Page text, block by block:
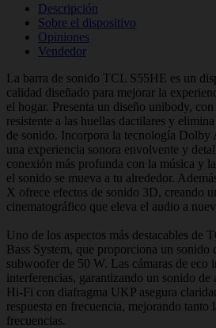
Descripción
Sobre el dispositivo
Opiniones
Vendedor
La barra de sonido TCL S55HE es un
calidad diseñado para mejorar la
el hogar. Presenta un diseño unibody,
resistente a las huellas dactilares y
de sonido. Incorpora la tecnología Dolby
una experiencia sonora envolvente y
conexión más profunda con la música y
el sonido se mueva a tu alrededor.
X ofrece efectos de sonido 3D, creando
cinematográfico que eleva el audio a
Uno de los aspectos más destacables de
Bass System, que proporciona un sonido
subwoofer de 50 W. Las cámaras de eco
interferencias, garantizando un sonido
Hi-Fi con diafragma UKP asegura
respuesta en frecuencia, mejorando tanto
frecuencias.